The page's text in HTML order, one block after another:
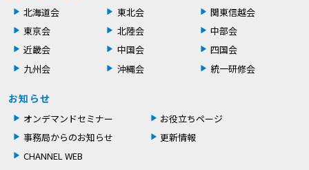
北海道会 東北会
関東信越会
東京会
北陸会
中部会
近畿会
中国会
四国会
九州会
沖縄会 統一研修会
お知らせ
オンデマンドセミナー
お役立ちページ
事務局からのお知らせ
更新情報
CHANNEL WEB